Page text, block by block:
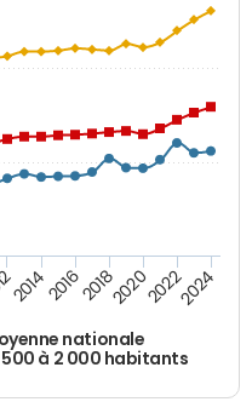
nationale
500 à 2 000 habitants
201420162018202020222024